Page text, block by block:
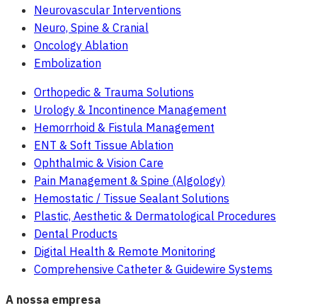
Neurovascular Interventions
Neuro, Spine & Cranial
Oncology Ablation
Embolization
Orthopedic & Trauma Solutions
Urology & Incontinence Management
Hemorrhoid & Fistula Management
ENT & Soft Tissue Ablation
Ophthalmic & Vision Care
Pain Management & Spine (Algology)
Hemostatic / Tissue Sealant Solutions
Plastic, Aesthetic & Dermatological Procedures
Dental Products
Digital Health & Remote Monitoring
Comprehensive Catheter & Guidewire Systems
A nossa empresa